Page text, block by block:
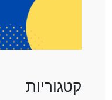
קטגוריות